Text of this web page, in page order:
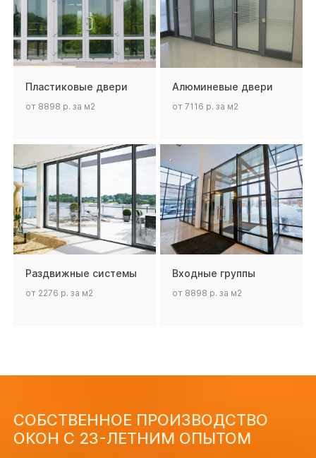
Пластиковые двери
от 8898 р. за м2
Алюминевые двери
от 7116 р. за м2
Раздвижные системы
от 2276 р. за м2
Входные группы
от 8898 р. за м2
СОБСТВЕННОЕ ПРОИЗВОДСТВО
ОКОН С 23-ЛЕТНИМ ОПЫТОМ